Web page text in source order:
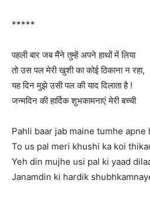
*****
पहली बार जब मैंने तुम्हें अपने हाथों में लिया
तो उस पल मेरी खुशी का कोई ठिकाना न रहा,
यह दिन मुझे उसी पल की याद दिलाता है !
जन्मदिन की हार्दिक शुभकामनाएं मेरी बच्ची
Pahli baar jab maine tumhe apne
To us pal meri khushi ka koi
Yeh din mujhe usi pal ki yaad
Janamdin ki hardik